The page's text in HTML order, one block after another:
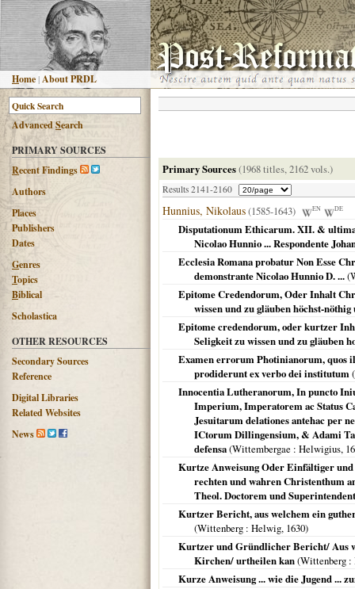
Home |About PRDL
AdvancedSearch
PRIMARY SOURCES
Recent Findings
Authors
Places
Publishers
Dates
Genres
Topics
Biblical
Scholastica
OTHER RESOURCES
Secondary Sources
Reference
Digital Libraries
Related Websites
News
Primary Sources(1968 titles, 2162 vols.)
Results 2141-2160
Hunnius, Nikolaus(1585-1643) EN DE
Disputationum Ethicarum. XII. &
Nicolao Hunnio ... Respondente
Ecclesia Romana probatur Non Esse
demonstrante Nicolao Hunnio D. ...(
Epitome Credendorum, Oder Inhalt
wissen und zu gläuben höchst-
Epitome credendorum, oder kurtzer
Seligkeit zu wissen und zu gläuben
Examen errorum Photinianorum, quos
prodiderunt ex verbo dei institutum(
Innocentia Lutheranorum, In puncto
Imperium, Imperatorem ac Status
Jesuitarum delationes antehac per
ICtorum Dillingensium, & Adami
defensa(Wittembergae : Helwigius,
Kurtze Anweisung Oder Einfältiger
rechten und wahren Christenthum
Theol. Doctorem und
Kurtzer Bericht, aus welchem ein
(Wittenberg : Helwig, 1630)
Kurtzer und Gründlicher Bericht/ Aus
Kirchen/ urtheilen kan(Wittenberg :
Kurze Anweisung ... wie die Jugend ...